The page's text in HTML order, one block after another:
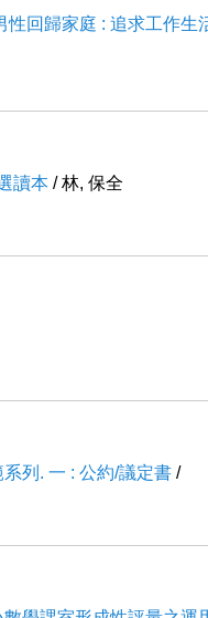
性回歸家庭 : 追求工作生
讀本 / 林, 保全
列. 一 : 公約/議定書 /